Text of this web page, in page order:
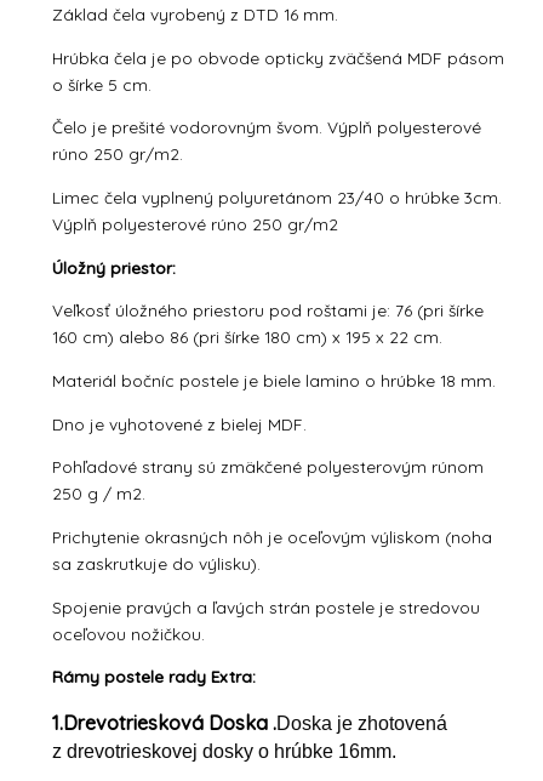
Základ čela vyrobený z DTD 16 mm.
Hrúbka čela je po obvode opticky zväčšená MDF pásom
o šírke 5 cm.
Čelo je prešité vodorovným švom. Výplň polyesterové
rúno 250 gr/m2.
Limec čela vyplnený polyuretánom 23/40 o hrúbke 3cm.
Výplň polyesterové rúno 250 gr/m2
Úložný priestor:
Veľkosť úložného priestoru pod roštami je: 76 (pri šírke
160 cm) alebo 86 (pri šírke 180 cm) x 195 x 22 cm.
Materiál bočníc postele je biele lamino o hrúbke 18 mm.
Dno je vyhotovené z bielej MDF.
Pohľadové strany sú zmäkčené polyesterovým rúnom
250 g / m2.
Prichytenie okrasných nôh je oceľovým výliskom (noha
sa zaskrutkuje do výlisku).
Spojenie pravých a ľavých strán postele je stredovou
oceľovou nožičkou.
Rámy postele rady Extra:
1.Drevotriesková Doska .Doska je zhotovená
z drevotrieskovej dosky o hrúbke 16mm.